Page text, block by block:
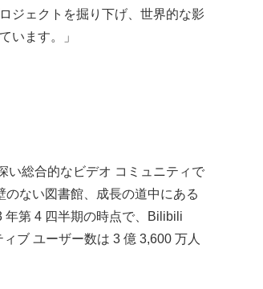
ジェクトを掘り下げ、世界的な影
います。」
い総合的なビデオ コミュニティで
ない図書館、成長の道中にある
年第 4 四半期の時点で、Bilibili
ブ ユーザー数は 3 億 3,600 万人